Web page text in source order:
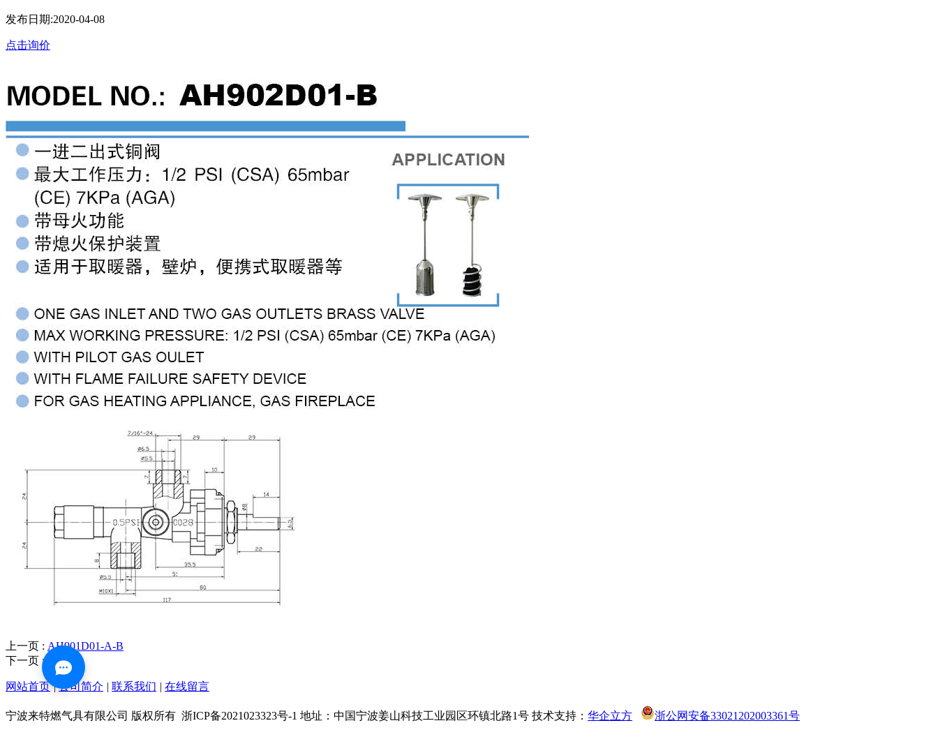
发布日期:2020-04-08
点击询价
上一页 : AH901D01-A-B
下一页 :BE901
网站首页 | 公司简介 | 联系我们 | 在线留言
宁波来特燃气具有限公司 版权所有 浙ICP备2021023323号-1 地址：中国宁波姜山科技工业园区环镇北路1号 技术支持： 华企立方 浙公网安备33021202003361号